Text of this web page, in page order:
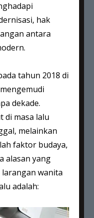
hak
antara
tahun 2018 di
dekade.
di masa lalu
melainkan
faktor budaya,
alasan yang
wanita
adalah: